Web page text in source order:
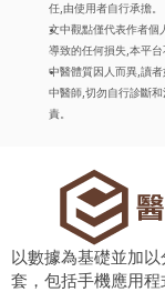
任,由使用者自行承擔。
文中觀點僅代表作者個
導致的任何損失,本平台
中醫體質因人而異,讀
中醫師,切勿自行診斷
責。
以數據為基礎並加
套，包括手機應用程